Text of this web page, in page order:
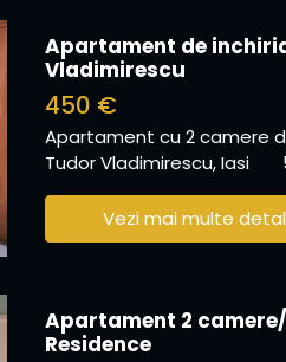
Apartament de
Vladimirescu
450 €
Apartament cu 2 camere
Tudor Vladimirescu, Iasi
Vezi mai multe
Apartament 2
Residence